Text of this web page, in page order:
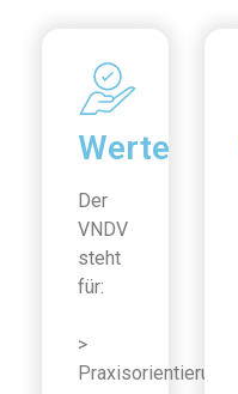
Werte
Der
VNDV
steht
für:
>
Praxisorientierung